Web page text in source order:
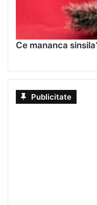
Ce mananca
Publicitate